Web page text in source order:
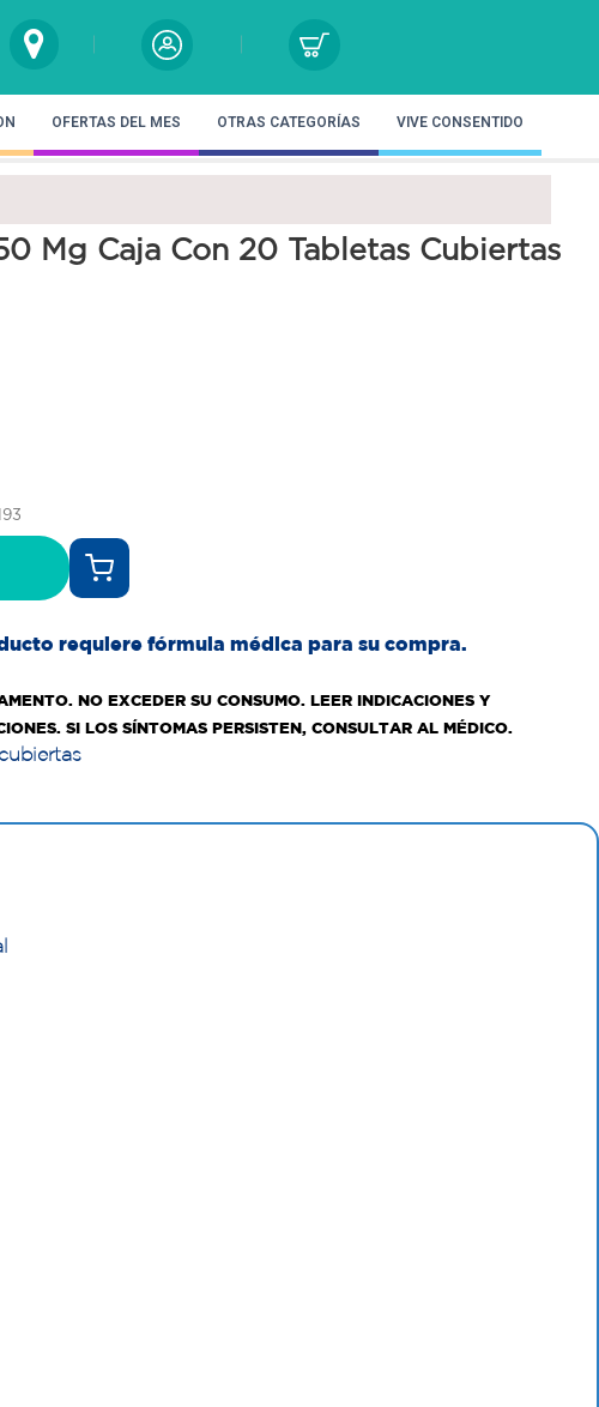
OFERTAS DEL MES OTRAS CATEGORÍAS VIVE CONSENTIDO
Mg Caja Con 20 Tabletas Cubiertas
requiere fórmula médica para su compra.
NO EXCEDER SU CONSUMO. LEER INDICACIONES Y
SI LOS SÍNTOMAS PERSISTEN, CONSULTAR AL MÉDICO.